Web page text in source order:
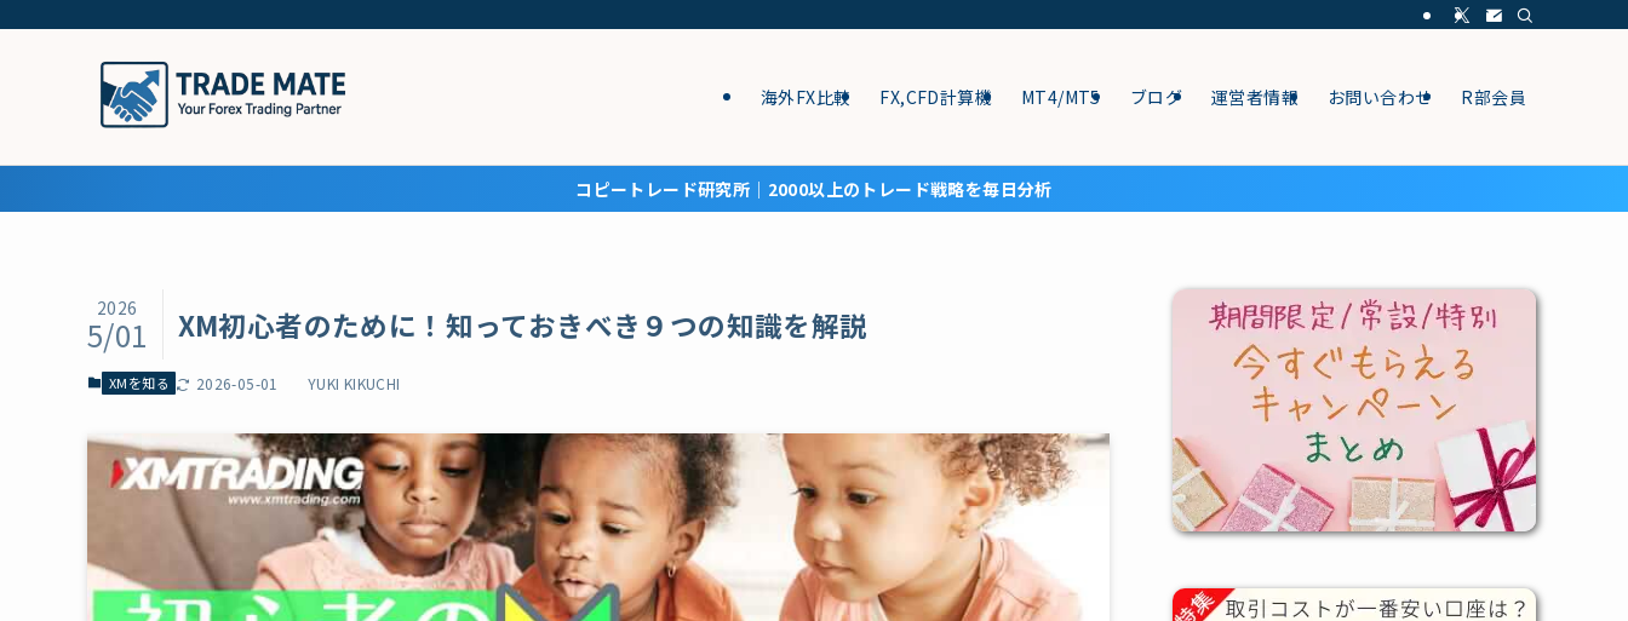
海外FX比較 FX,CFD計算機 MT4/MT5 ブログ 運営者情報 お問い合わせ R部会員
コピートレード研究所│2000以上のトレード戦略を毎日分析
XM初心者のために！知っておきべき９つの知識を解説
2026
5/01
XMを知る 2026-05-01 YUKI KIKUCHI